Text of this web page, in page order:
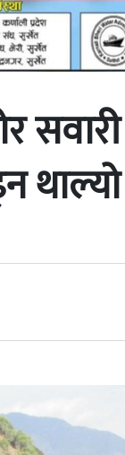
थाल्यो